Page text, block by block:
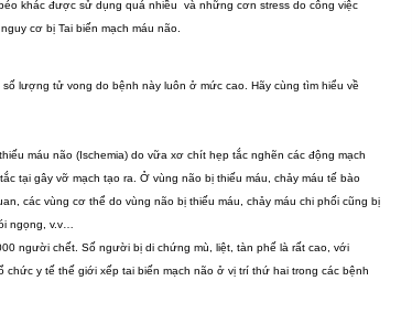
khác được sử dụng quá nhiều và những cơn stress do công việc
cơ bị Tai biến mạch máu não.
lượng tử vong do bệnh này luôn ở mức cao. Hãy cùng tìm hiểu về
máu não (Ischemia) do vữa xơ chít hẹp tắc nghẽn các động mạch
tại gây vỡ mạch tạo ra. Ở vùng não bị thiếu máu, chảy máu tế bào
các vùng cơ thể do vùng não bị thiếu máu, chảy máu chi phối cũng bị
ngọng, v.v…
người chết. Số người bị di chứng mù, liệt, tàn phế là rất cao, với
y tế thế giới xếp tai biến mạch não ở vị trí thứ hai trong các bệnh